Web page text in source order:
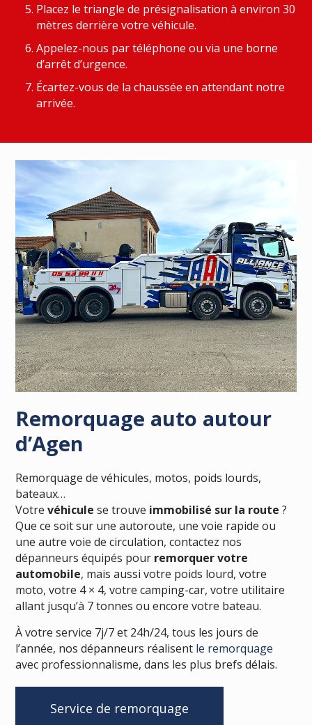
Placez le triangle de présignalisation à environ 30
mètres derrière votre véhicule.
Appelez-nous par téléphone ou via une borne
d’arrêt d’urgence.
Écartez-vous de la chaussée en attendant notre
arrivée.
Remorquage auto autour
d’Agen
Remorquage de véhicules, motos, poids lourds,
bateaux…
Votre véhicule se trouve immobilisé sur la route ?
Que ce soit sur une autoroute, une voie rapide ou
une autre voie de circulation, contactez nos
dépanneurs équipés pour remorquer votre
automobile, mais aussi votre poids lourd, votre
moto, votre 4 × 4, votre camping-car, votre utilitaire
allant jusqu’à 7 tonnes ou encore votre bateau.
À votre service 7j/7 et 24h/24, tous les jours de
l’année, nos dépanneurs réalisent le remorquage
avec professionnalisme, dans les plus brefs délais.
Service de remorquage